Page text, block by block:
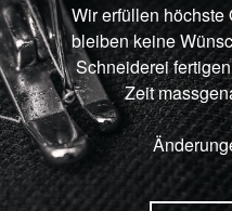
Wir erfüllen höchste
bleiben keine
Schneiderei
Zeit